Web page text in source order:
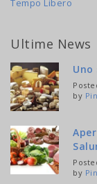
Tempo Libero
Ultime News
Uno
by
by